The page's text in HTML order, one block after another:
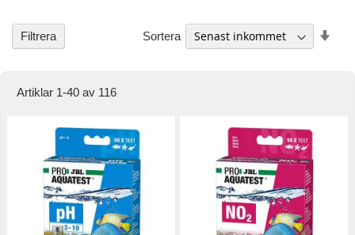
Filtrera
Artiklar 1-40 av 116
Sortera